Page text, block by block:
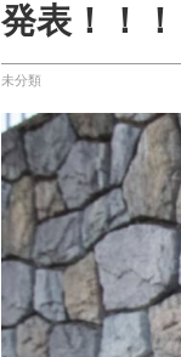
発表！！！
未分類